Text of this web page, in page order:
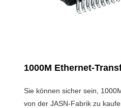
1000M Ethernet-
Sie können sicher sein,
von der JASN-Fabrik zu